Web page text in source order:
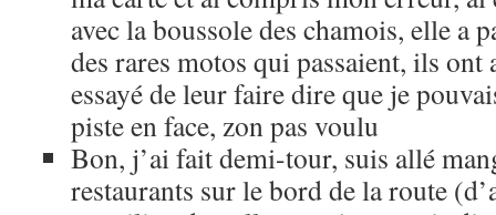
avec la boussole des chamois, elle a
des rares motos qui passaient, ils
essayé de leur faire dire que je
piste en face, zon pas voulu
Bon, j’ai fait demi-tour, suis allé
restaurants sur le bord de la route